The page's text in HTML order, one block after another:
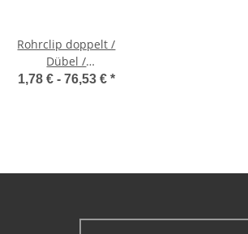
Rohrclip doppelt /
Dübel /
Ansatzschraube
1,78 € - 76,53 € *